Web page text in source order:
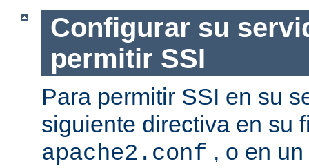
Configurar su
permitir SSI
Para permitir SSI en su
siguiente directiva en su
apache2.conf , o en